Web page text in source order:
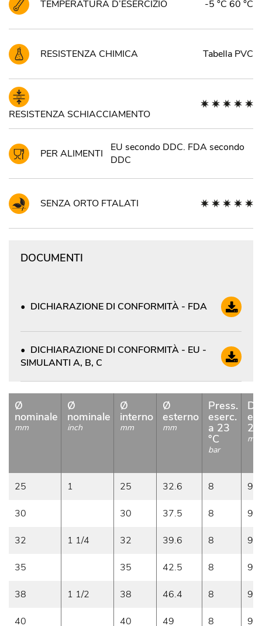
TEMPERATURA D’ESERCIZIO -5 °C 60 °C
RESISTENZA CHIMICA Tabella PVC
RESISTENZA SCHIACCIAMENTO
PER ALIMENTI
EU secondo DDC. FDA secondo
DDC
SENZA ORTO FTALATI
DOCUMENTI
DICHIARAZIONE DI CONFORMITÀ - FDA
DICHIARAZIONE DI CONFORMITÀ - EU -
SIMULANTI A, B, C
Ø
nominale
mm
Ø
nominale
inch
Ø
interno
mm
Ø
esterno
mm
Press.
eserc.
a 23
°C
bar
23
m/
25 1 25 32.6 8 9
30 30 37.5 8 9
32 1 1/4 32 39.6 8 9
35 35 42.5 8 9
38 1 1/2 38 46.4 8 9
40 40 49 8 9